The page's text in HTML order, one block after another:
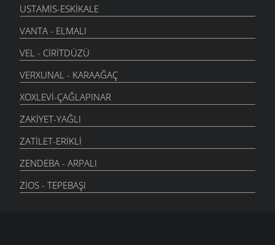
USTAMIS-ESKIKALE
VANTA - ELMALI
VEL - CIRITDÜZÜ
VERXUNAL - KARAAĞAÇ
XOXLEVI-ÇAĞLAPINAR
ZAKIYET-YAĞLI
ZATILET-ERIKLI
ZENDEBA - ARPALI
ZIOS - TEPEBAŞI